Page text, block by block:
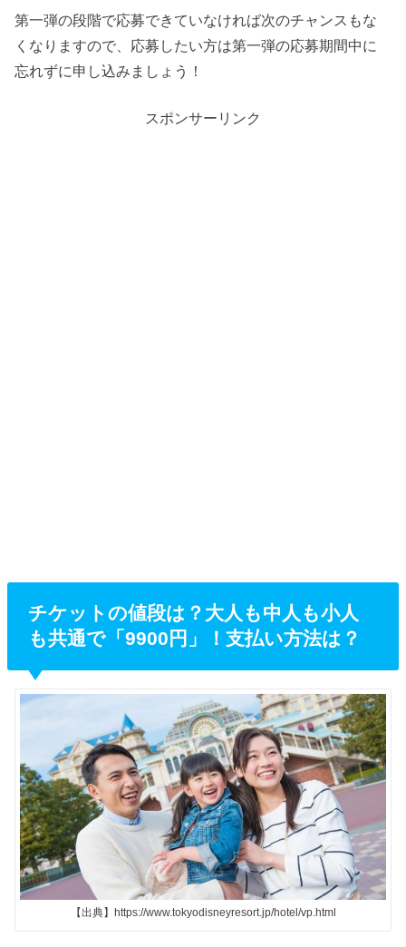
第一弾の段階で応募できていなければ次のチャンスもな
くなりますので、応募したい方は第一弾の応募期間中に
忘れずに申し込みましょう！
スポンサーリンク
チケットの値段は？大人も中人も小人
も共通で「9900円」！支払い方法は？
【出典】https://www.tokyodisneyresort.jp/hotel/vp.html